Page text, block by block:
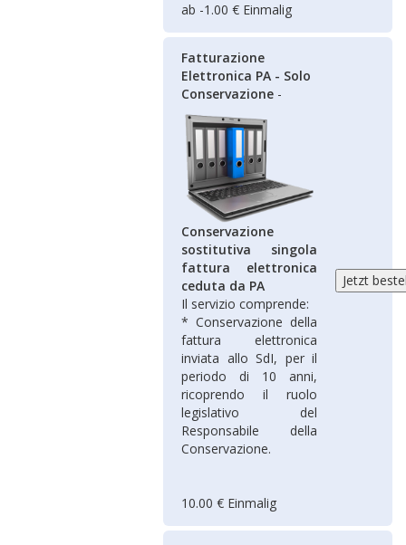
ab -1.00 € Einmalig
Fatturazione
Elettronica PA - Solo
Conservazione -
Conservazione
sostitutiva singola
fattura elettronica
ceduta da PA
Il servizio comprende:
* Conservazione della
fattura elettronica
inviata allo SdI, per il
periodo di 10 anni,
ricoprendo il ruolo
legislativo del
Responsabile della
Conservazione.
10.00 € Einmalig